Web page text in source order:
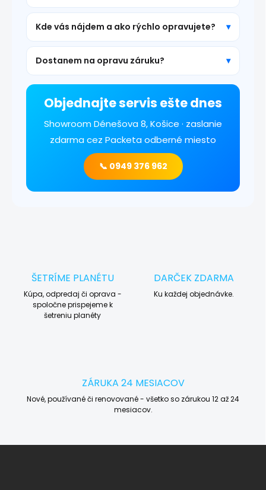
Kde vás nájdem a ako rýchlo opravujete?
Dostanem na opravu záruku?
Objednajte servis ešte dnes
Showroom Dénešova 8, Košice · zaslanie
zdarma cez Packeta odberné miesto
📞 0949 376 962
ŠETRÍME PLANÉTU
Kúpa, odpredaj či oprava -
spoločne prispejeme k
šetreniu planéty
DARČEK ZDARMA
Ku každej objednávke.
ZÁRUKA 24 MESIACOV
Nové, používané či renovované - všetko so zárukou 12 až 24
mesiacov.